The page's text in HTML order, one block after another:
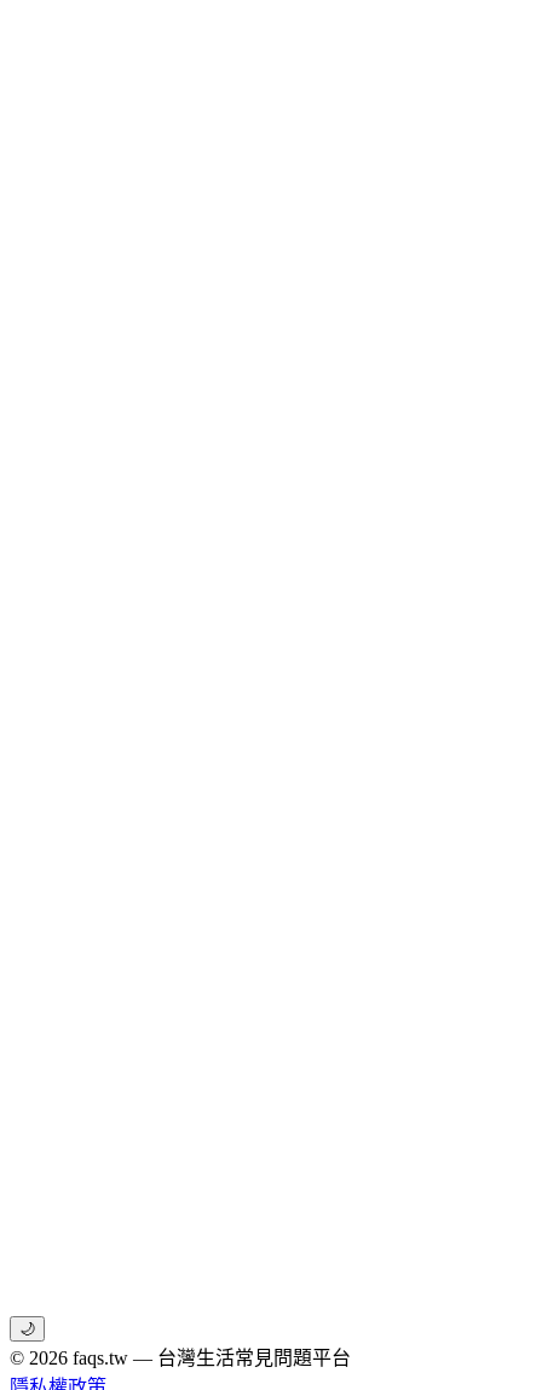
🌙
© 2026 faqs.tw — 台灣生活常見問題平台